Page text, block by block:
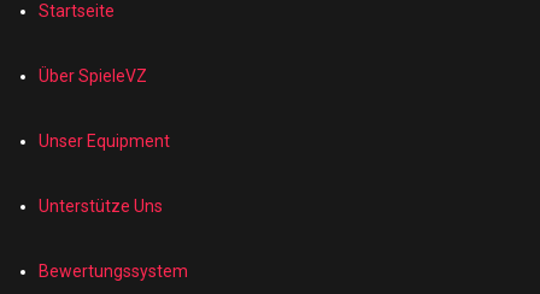
Startseite
Über SpieleVZ
Unser Equipment
Unterstütze Uns
Bewertungssystem